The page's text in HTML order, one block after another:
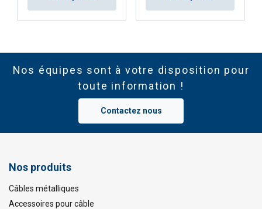
Nos équipes sont à votre disposition pour
toute information !
Contactez nous
Nos produits
Câbles métalliques
Accessoires pour câble